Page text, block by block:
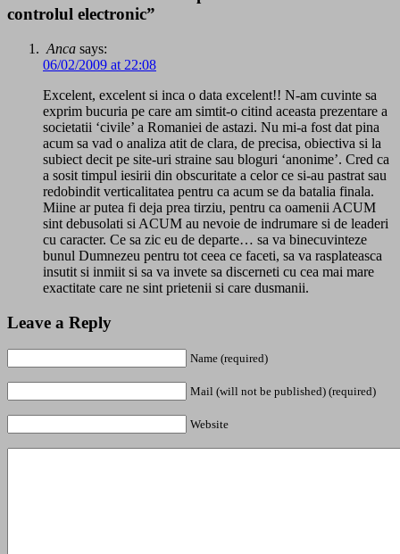
controlul electronic”
Anca says:
06/02/2009 at 22:08
Excelent, excelent si inca o data excelent!! N-am cuvinte sa
exprim bucuria pe care am simtit-o citind aceasta prezentare a
societatii ‘civile’ a Romaniei de astazi. Nu mi-a fost dat pina
acum sa vad o analiza atit de clara, de precisa, obiectiva si la
subiect decit pe site-uri straine sau bloguri ‘anonime’. Cred ca
a sosit timpul iesirii din obscuritate a celor ce si-au pastrat sau
redobindit verticalitatea pentru ca acum se da batalia finala.
Miine ar putea fi deja prea tirziu, pentru ca oamenii ACUM
sint debusolati si ACUM au nevoie de indrumare si de leaderi
cu caracter. Ce sa zic eu de departe… sa va binecuvinteze
bunul Dumnezeu pentru tot ceea ce faceti, sa va rasplateasca
insutit si inmiit si sa va invete sa discerneti cu cea mai mare
exactitate care ne sint prietenii si care dusmanii.
Leave a Reply
Name (required)
Mail (will not be published) (required)
Website